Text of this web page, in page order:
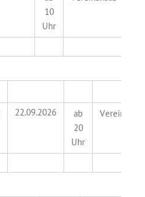
10
Uhr
22.09.2026
ab
20
Uhr
Vereinshaus